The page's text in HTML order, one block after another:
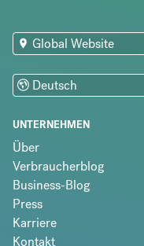
UNTERNEHMEN
Über
Verbraucherblog
Business-Blog
Press
Karriere
Kontakt